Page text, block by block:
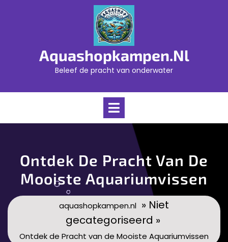
Aquashopkampen.nl
Beleef de pracht van onderwater
Open
Ontdek De Pracht Van De
Mooiste Aquariumvissen
aquashopkampen.nl » Niet
gecategoriseerd »
Ontdek de Pracht van de Mooiste Aquariumvissen